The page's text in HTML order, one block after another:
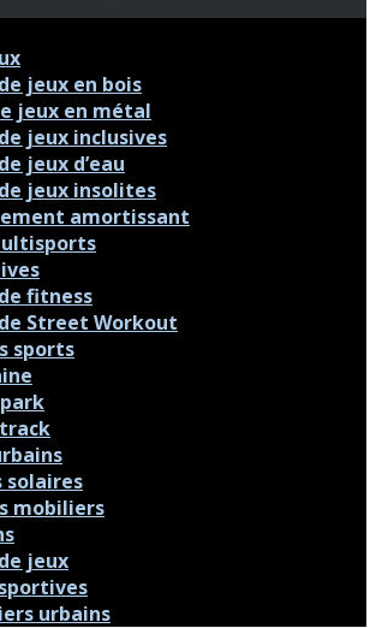
jeux en bois
jeux en métal
jeux inclusives
jeux d’eau
jeux insolites
amortissant
fitness
Street Workout
sports
solaires
mobiliers
jeux
urbains